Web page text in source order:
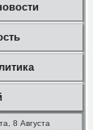
8 Августа